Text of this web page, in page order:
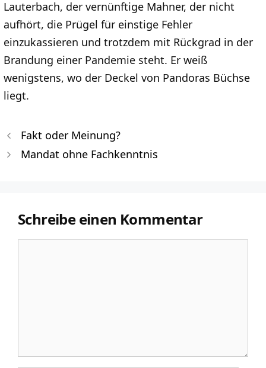
Lauterbach, der vernünftige Mahner, der nicht
aufhört, die Prügel für einstige Fehler
einzukassieren und trotzdem mit Rückgrad in der
Brandung einer Pandemie steht. Er weiß
wenigstens, wo der Deckel von Pandoras Büchse
liegt.
Fakt oder Meinung?
Mandat ohne Fachkenntnis
Schreibe einen Kommentar